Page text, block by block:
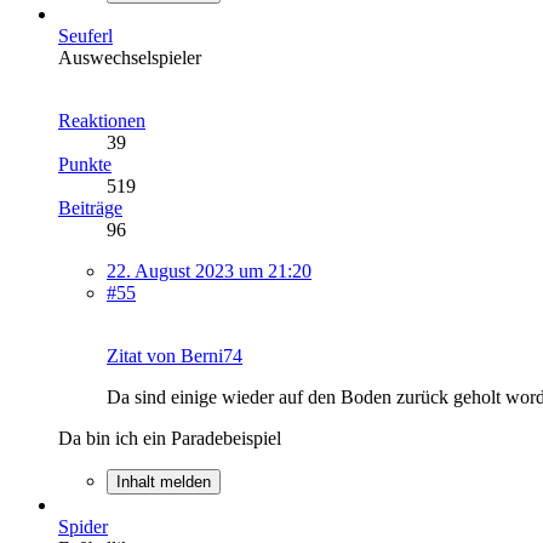
Seuferl
Auswechselspieler
Reaktionen
39
Punkte
519
Beiträge
96
22. August 2023 um 21:20
#55
Zitat von Berni74
Da sind einige wieder auf den Boden zurück geholt
Da bin ich ein Paradebeispiel
Inhalt melden
Spider